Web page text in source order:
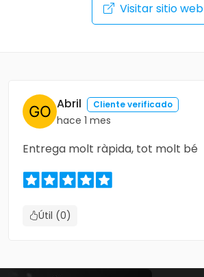
Visitar sitio web
Abril Cliente verificado
hace 1 mes
Entrega molt ràpida, tot molt bé
Útil (0)